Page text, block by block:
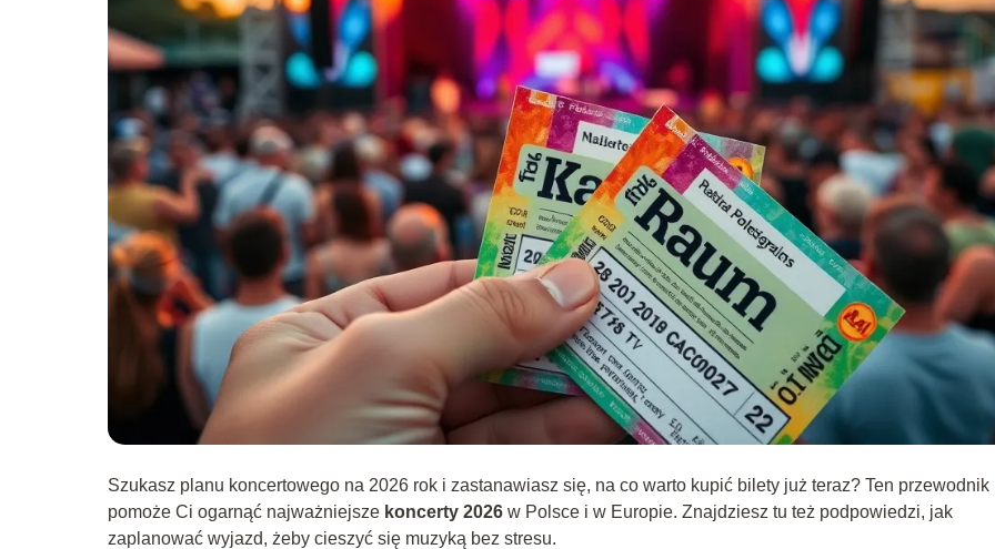
Szukasz planu koncertowego na 2026 rok i zastanawiasz się, na co warto kupić bilety już teraz? Ten przewodnik
pomoże Ci ogarnąć najważniejsze koncerty 2026 w Polsce i w Europie. Znajdziesz tu też podpowiedzi, jak
zaplanować wyjazd, żeby cieszyć się muzyką bez stresu.